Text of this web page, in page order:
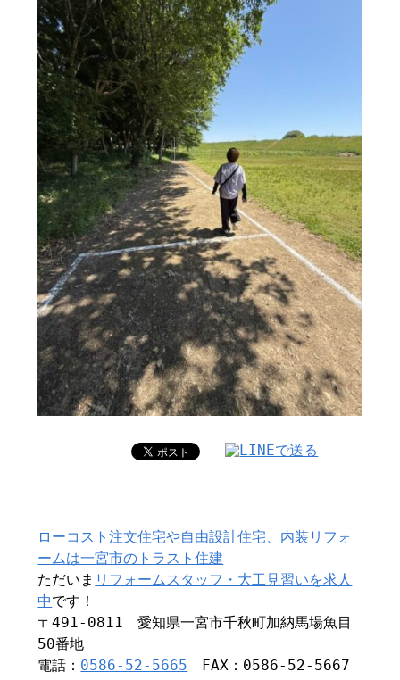
ローコスト注文住宅や自由設計住宅、内装リフォ
ームは一宮市のトラスト住建
ただいま リフォームスタッフ・大工見習いを求人
中です！
〒491-0811 愛知県一宮市千秋町加納馬場魚目
50番地
電話： 0586-52-5665 FAX：0586-52-5667